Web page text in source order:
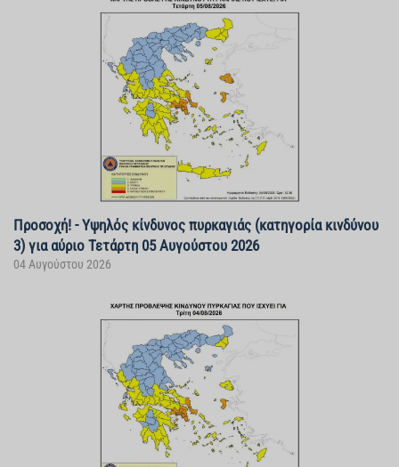
Προσοχή! - Υψηλός κίνδυνος πυρκαγιάς (κατηγορία κινδύνου
3) για αύριο Τετάρτη 05 Αυγούστου 2026
04 Αυγούστου 2026